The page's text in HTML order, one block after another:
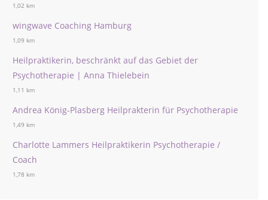
1,02 km
wingwave Coaching Hamburg
1,09 km
Heilpraktikerin, beschränkt auf das Gebiet der
Psychotherapie | Anna Thielebein
1,11 km
Andrea König-Plasberg Heilprakterin für Psychotherapie
1,49 km
Charlotte Lammers Heilpraktikerin Psychotherapie /
Coach
1,78 km